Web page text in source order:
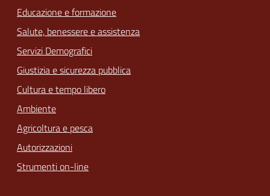
Educazione e formazione
Salute, benessere e assistenza
Servizi Demografici
Giustizia e sicurezza pubblica
Cultura e tempo libero
Ambiente
Agricoltura e pesca
Autorizzazioni
Strumenti on-line